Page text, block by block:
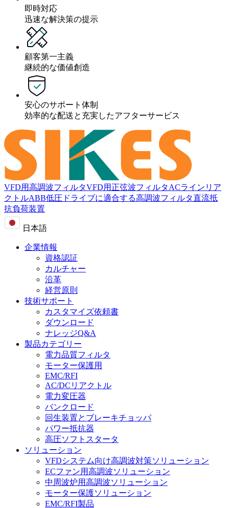
即時対応
迅速な解決策の提示
顧客第一主義
継続的な価値創造
安心のサポート体制
効率的な配送と充実したアフターサービス
VFD用高調波フィルタVFD用正弦波フィルタACラインリア
クトルABB低圧ドライブに適合する高調波フィルタ直流抵
抗負荷装置
日本語
企業情報
資格認証
カルチャー
沿革
経営原則
技術サポート
カスタマイズ依頼書
ダウンロード
ナレッジQ&A
製品カテゴリー
電力品質フィルタ
モーター保護用
EMC/RFI
AC/DCリアクトル
電力変圧器
バンクロード
回生装置とブレーキチョッパ
パワー抵抗器
高圧ソフトスタータ
ソリューション
VFDシステム向け高調波対策ソリューション
ECファン用高調波ソリューション
中周波炉用高調波ソリューション
モーター保護ソリューション
EMC/RFI製品